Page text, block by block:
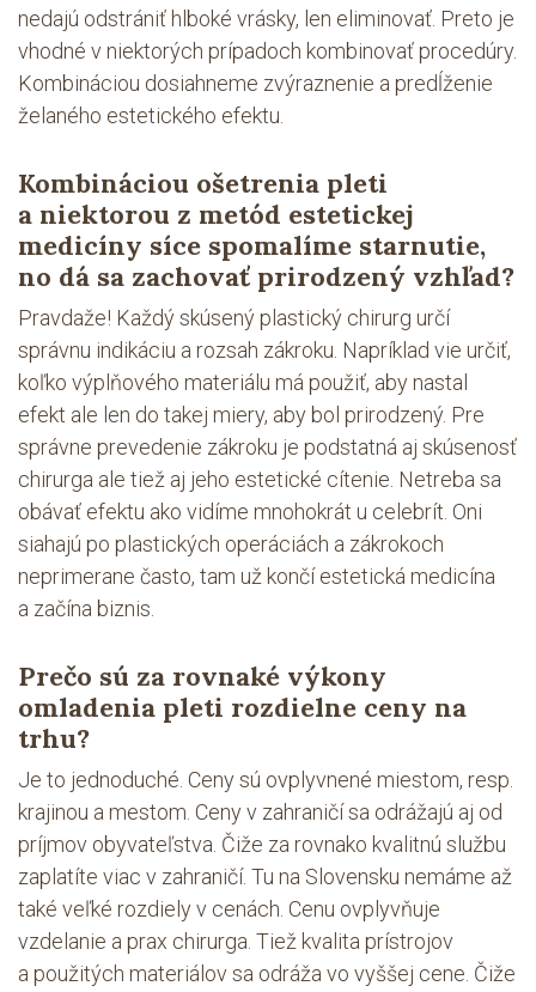
nedajú odstrániť hlboké vrásky, len eliminovať. Preto je
vhodné v niektorých prípadoch kombinovať procedúry.
Kombináciou dosiahneme zvýraznenie a predĺženie
želaného estetického efektu.
Kombináciou ošetrenia pleti
a niektorou z metód estetickej
medicíny síce spomalíme starnutie,
no dá sa zachovať prirodzený vzhľad?
Pravdaže! Každý skúsený plastický chirurg určí
správnu indikáciu a rozsah zákroku. Napríklad vie určiť,
koľko výplňového materiálu má použiť, aby nastal
efekt ale len do takej miery, aby bol prirodzený. Pre
správne prevedenie zákroku je podstatná aj skúsenosť
chirurga ale tiež aj jeho estetické cítenie. Netreba sa
obávať efektu ako vidíme mnohokrát u celebrít. Oni
siahajú po plastických operáciách a zákrokoch
neprimerane často, tam už končí estetická medicína
a začína biznis.
Prečo sú za rovnaké výkony
omladenia pleti rozdielne ceny na
trhu?
Je to jednoduché. Ceny sú ovplyvnené miestom, resp.
krajinou a mestom. Ceny v zahraničí sa odrážajú aj od
príjmov obyvateľstva. Čiže za rovnako kvalitnú službu
zaplatíte viac v zahraničí. Tu na Slovensku nemáme až
také veľké rozdiely v cenách. Cenu ovplyvňuje
vzdelanie a prax chirurga. Tiež kvalita prístrojov
a použitých materiálov sa odráža vo vyššej cene. Čiže